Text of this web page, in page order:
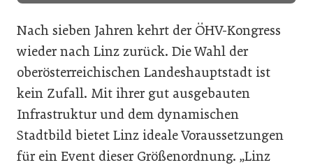
Nach sieben Jahren kehrt der ÖHV-Kongress
wieder nach Linz zurück. Die Wahl der
oberösterreichischen Landeshauptstadt ist
kein Zufall. Mit ihrer gut ausgebauten
Infrastruktur und dem dynamischen
Stadtbild bietet Linz ideale Voraussetzungen
für ein Event dieser Größenordnung. „Linz